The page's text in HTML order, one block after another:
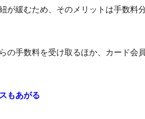
が緩むため、そのメリットは手数料
の手数料を受け取るほか、カード会
もあがる